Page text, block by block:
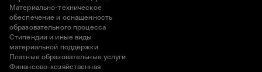
Материально-техническое
обеспечение и оснащенность
образовательного процесса
Стипендии и иные виды
материальной поддержки
Платные образовательные услуги
Финансово-хозяйственная